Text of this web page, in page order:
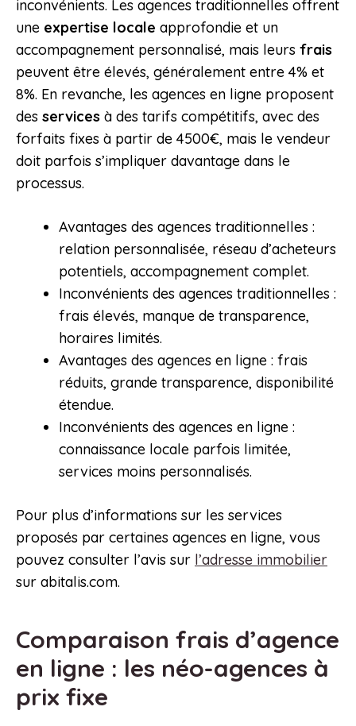
inconvénients. Les agences traditionnelles offrent
une expertise locale approfondie et un
accompagnement personnalisé, mais leurs frais
peuvent être élevés, généralement entre 4% et
8%. En revanche, les agences en ligne proposent
des services à des tarifs compétitifs, avec des
forfaits fixes à partir de 4500€, mais le vendeur
doit parfois s’impliquer davantage dans le
processus.
Avantages des agences traditionnelles :
relation personnalisée, réseau d’acheteurs
potentiels, accompagnement complet.
Inconvénients des agences traditionnelles :
frais élevés, manque de transparence,
horaires limités.
Avantages des agences en ligne : frais
réduits, grande transparence, disponibilité
étendue.
Inconvénients des agences en ligne :
connaissance locale parfois limitée,
services moins personnalisés.
Pour plus d’informations sur les services
proposés par certaines agences en ligne, vous
pouvez consulter l’avis sur l’adresse immobilier
sur abitalis.com.
Comparaison frais d’agence
en ligne : les néo-agences à
prix fixe